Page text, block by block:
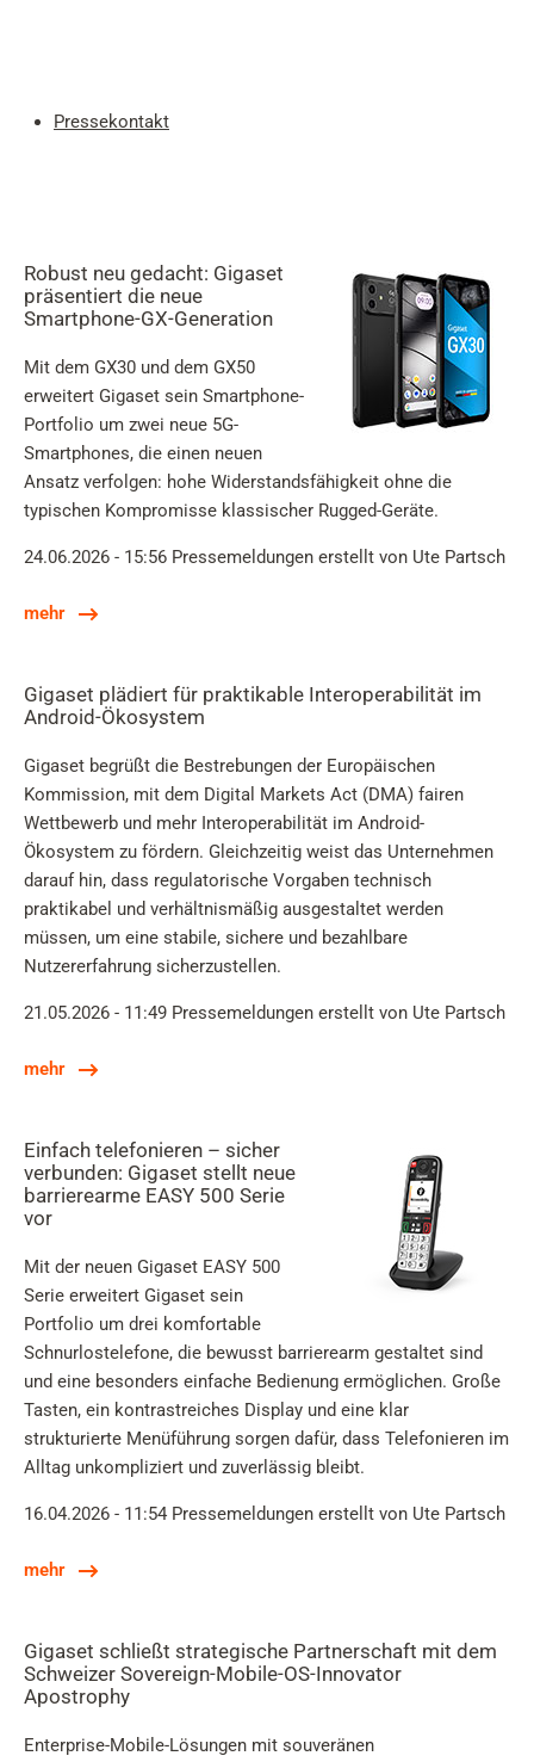
Skip to main content
Skip to Cookie Configuration
Warenkorb
Shift+Alt+C
Customer Account
Shift+Alt+A
Pressekontakt
Robust neu gedacht: Gigaset
präsentiert die neue
Smartphone-GX-Generation
Mit dem GX30 und dem GX50
erweitert Gigaset sein Smartphone-
Portfolio um zwei neue 5G-
Smartphones, die einen neuen
Ansatz verfolgen: hohe Widerstandsfähigkeit ohne die
typischen Kompromisse klassischer Rugged-Geräte.
24.06.2026 - 15:56 Pressemeldungen erstellt von Ute Partsch
mehr
Gigaset plädiert für praktikable Interoperabilität im
Android-Ökosystem
Gigaset begrüßt die Bestrebungen der Europäischen
Kommission, mit dem Digital Markets Act (DMA) fairen
Wettbewerb und mehr Interoperabilität im Android-
Ökosystem zu fördern. Gleichzeitig weist das Unternehmen
darauf hin, dass regulatorische Vorgaben technisch
praktikabel und verhältnismäßig ausgestaltet werden
müssen, um eine stabile, sichere und bezahlbare
Nutzererfahrung sicherzustellen.
21.05.2026 - 11:49 Pressemeldungen erstellt von Ute Partsch
mehr
Einfach telefonieren – sicher
verbunden: Gigaset stellt neue
barrierearme EASY 500 Serie
vor
Mit der neuen Gigaset EASY 500
Serie erweitert Gigaset sein
Portfolio um drei komfortable
Schnurlostelefone, die bewusst barrierearm gestaltet sind
und eine besonders einfache Bedienung ermöglichen. Große
Tasten, ein kontrastreiches Display und eine klar
strukturierte Menüführung sorgen dafür, dass Telefonieren im
Alltag unkompliziert und zuverlässig bleibt.
16.04.2026 - 11:54 Pressemeldungen erstellt von Ute Partsch
mehr
Gigaset schließt strategische Partnerschaft mit dem
Schweizer Sovereign-Mobile-OS-Innovator
Apostrophy
Enterprise-Mobile-Lösungen mit souveränen